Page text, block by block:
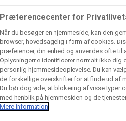
Dagrofa Foodservice
INCO Cash & Carry
Vaffelexpressen
Bliv medlem af Odense
nem adgang til dine gemte
hvor
Log ind
Præferencecenter for
Når du besøger en hjemmeside, kan den
browser, hovedsagelig i form af cookies.
præferencer, din enhed og anvendes ofte til
Oplysningerne identificerer normalt ikke dig
personlig hjemmesideoplevelse. Du kan
de forskellige overskrifter for at finde ud af
Du bør dog vide, at blokering af visse typer
med henblik på hjemmesiden og de
Mere information